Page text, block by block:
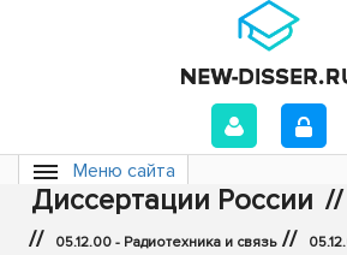
Меню сайта
Диссертации России //
// 05.12.00 - Радиотехника и связь //